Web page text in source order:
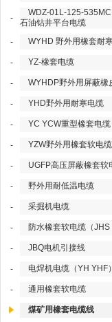
-
WDZ-01L-125-
石油钻井平台电缆
-
WYHD 野外用橡套耐
- YZ-橡套电缆
- WYHDP野外用屏蔽橡
- YHD野外用耐寒电缆
- YC YCW重型橡套电缆
- YZW野外用橡套软电缆
- UGFP高压屏蔽橡套软
- 野外用耐低温电缆
- 采掘机电缆
- 防水橡套软电缆（JHS
- JBQ电机引接线
- 电焊机电缆（YH YHF）
- 通用橡套软电缆
煤矿用橡套电缆线